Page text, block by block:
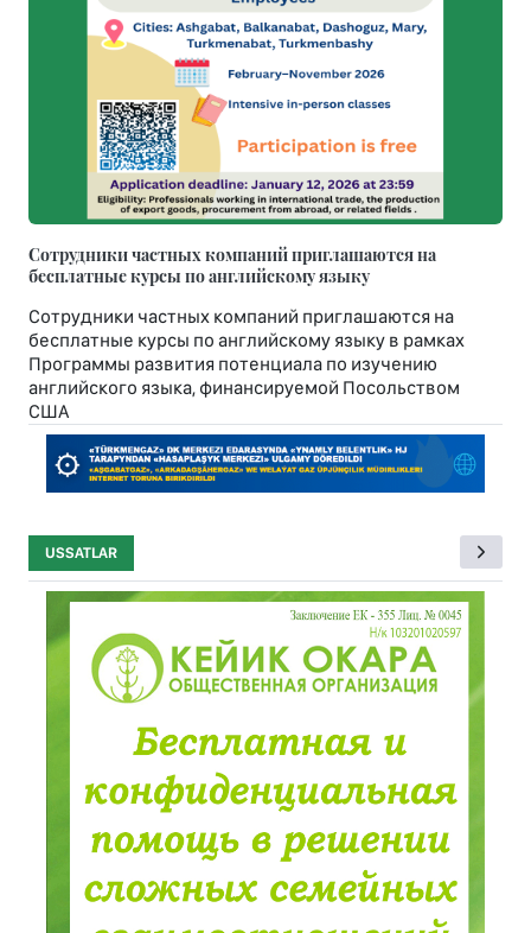
Сотрудники частных компаний приглашаются на
бесплатные курсы по английскому языку
Сотрудники частных компаний приглашаются на
бесплатные курсы по английскому языку в рамках
Программы развития потенциала по изучению
английского языка, финансируемой Посольством
США
USSATLAR